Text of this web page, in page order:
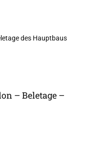
des Hauptbaus
– Beletage –